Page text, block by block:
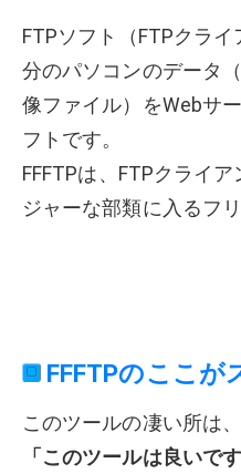
FTPソフト（FTPクラ
分のパソコンのデータ
像ファイル）をWebサ
フトです。
FFFTPは、FTPクライ
ジャーな部類に入るフ
FFFTPのここが
このツールの凄い所は、
「このツールは良いで